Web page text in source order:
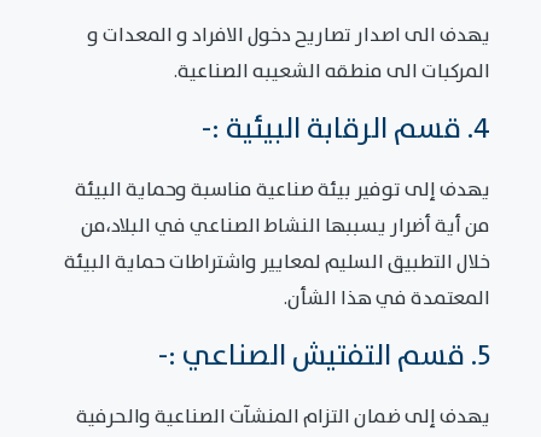
يهدف الى اصدار تصاريح دخول الافراد و المعدات و
المركبات الى منطقه الشعيبه الصناعية.
4. قسم الرقابة البيئية :-
يهدف إلى توفير بيئة صناعية مناسبة وحماية البيئة
من أية أضرار يسببها النشاط الصناعي في البلاد،من
خلال التطبيق السليم لمعايير واشتراطات حماية البيئة
المعتمدة في هذا الشأن.
5. قسم التفتيش الصناعي :-
يهدف إلى ضمان التزام المنشآت الصناعية والحرفية